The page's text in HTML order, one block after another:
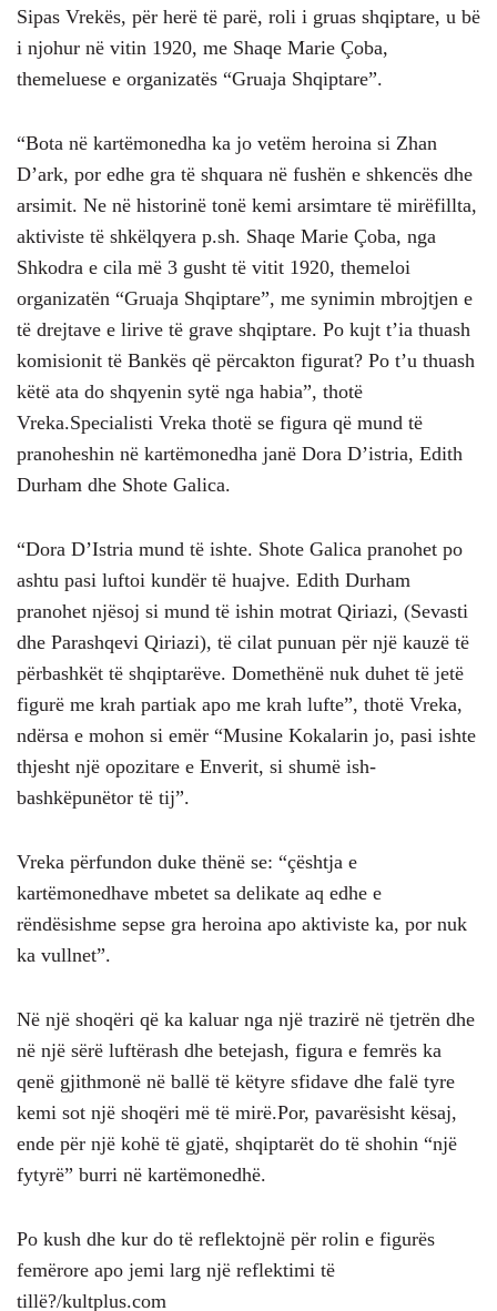
Sipas Vrekës, për herë të parë, roli i gruas shqiptare, u bë
i njohur në vitin 1920, me Shaqe Marie Çoba,
themeluese e organizatës “Gruaja Shqiptare”.
“Bota në kartëmonedha ka jo vetëm heroina si Zhan
D’ark, por edhe gra të shquara në fushën e shkencës dhe
arsimit. Ne në historinë tonë kemi arsimtare të mirëfillta,
aktiviste të shkëlqyera p.sh. Shaqe Marie Çoba, nga
Shkodra e cila më 3 gusht të vitit 1920, themeloi
organizatën “Gruaja Shqiptare”, me synimin mbrojtjen e
të drejtave e lirive të grave shqiptare. Po kujt t’ia thuash
komisionit të Bankës që përcakton figurat? Po t’u thuash
këtë ata do shqyenin sytë nga habia”, thotë
Vreka.Specialisti Vreka thotë se figura që mund të
pranoheshin në kartëmonedha janë Dora D’istria, Edith
Durham dhe Shote Galica.
“Dora D’Istria mund të ishte. Shote Galica pranohet po
ashtu pasi luftoi kundër të huajve. Edith Durham
pranohet njësoj si mund të ishin motrat Qiriazi, (Sevasti
dhe Parashqevi Qiriazi), të cilat punuan për një kauzë të
përbashkët të shqiptarëve. Domethënë nuk duhet të jetë
figurë me krah partiak apo me krah lufte”, thotë Vreka,
ndërsa e mohon si emër “Musine Kokalarin jo, pasi ishte
thjesht një opozitare e Enverit, si shumë ish-
bashkëpunëtor të tij”.
Vreka përfundon duke thënë se: “çështja e
kartëmonedhave mbetet sa delikate aq edhe e
rëndësishme sepse gra heroina apo aktiviste ka, por nuk
ka vullnet”.
Në një shoqëri që ka kaluar nga një trazirë në tjetrën dhe
në një sërë luftërash dhe betejash, figura e femrës ka
qenë gjithmonë në ballë të këtyre sfidave dhe falë tyre
kemi sot një shoqëri më të mirë.Por, pavarësisht kësaj,
ende për një kohë të gjatë, shqiptarët do të shohin “një
fytyrë” burri në kartëmonedhë.
Po kush dhe kur do të reflektojnë për rolin e figurës
femërore apo jemi larg një reflektimi të
tillë?/kultplus.com